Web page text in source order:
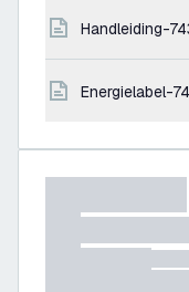
handleiding-
energielabel-